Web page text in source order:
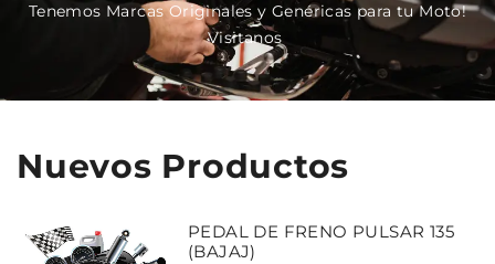
Tenemos Marcas Originales y Genéricas para tu Moto!
Visitanos
Nuevos Productos
PEDAL DE FRENO PULSAR 135
(BAJAJ)